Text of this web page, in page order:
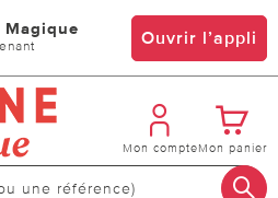
Magique Ouvrir l’appli
Mon compteMon panier